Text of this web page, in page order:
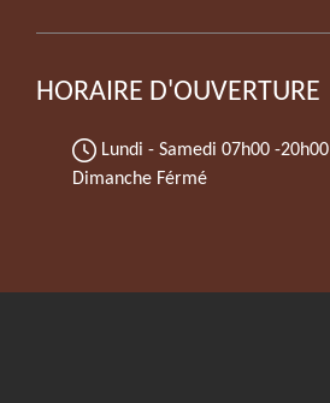
HORAIRE D'OUVERTURE
Lundi - Samedi 07h00 -20h00
Dimanche Férmé